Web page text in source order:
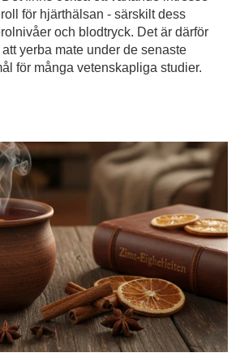
anmärkningsvärda
kanel bra för och var ska man
som fängslar med en intensiv
söt smak. Den för tankarna till